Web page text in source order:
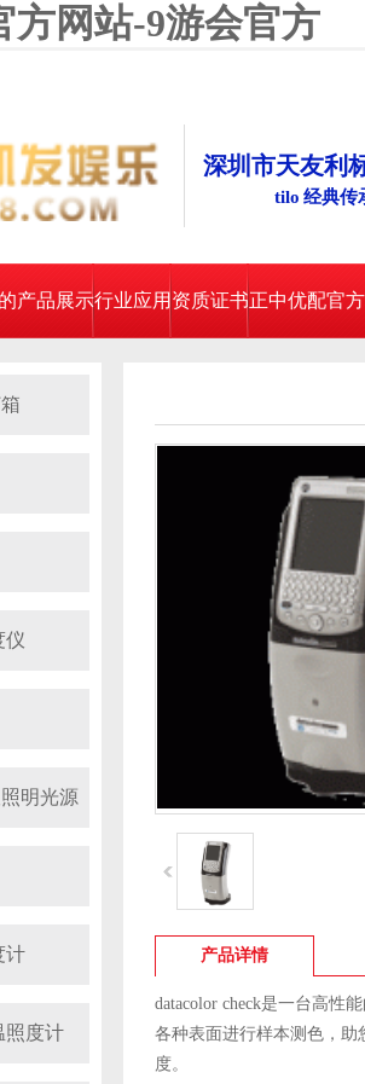
方网站-9游会官方
深圳市天友利
tilo 经典传
产品展示行业应用 资质证书正中优配官
仪
明光源
计
照度计
产品详情
datacolor check是一台高性
各种表面进行样本测色，
度。